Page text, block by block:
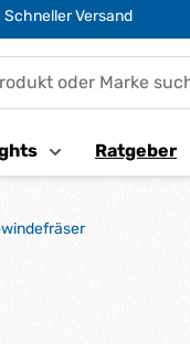
Schneller Versand
Ratgeber